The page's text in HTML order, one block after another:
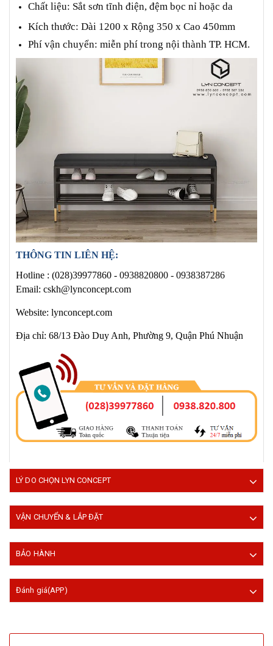
Chất liệu: Sắt sơn tĩnh điện, đệm bọc nỉ hoặc da
Kích thước: Dài 1200 x Rộng 350 x Cao 450mm
Phí vận chuyển: miễn phí trong nội thành TP. HCM.
THÔNG TIN LIÊN HỆ:
Hotline : (028)39977860 - 0938820800 - 0938387286
Email: cskh@lynconcept.com
Website: lynconcept.com
Địa chỉ: 68/13 Đào Duy Anh, Phường 9, Quận Phú Nhuận
LÝ DO CHỌN LYN CONCEPT
VẬN CHUYỂN & LẮP ĐẶT
BẢO HÀNH
Đánh giá(APP)